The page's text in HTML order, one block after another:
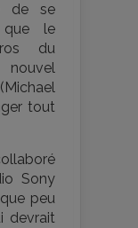
de se
que le
du
nouvel
tout
Sony
peu
devrait